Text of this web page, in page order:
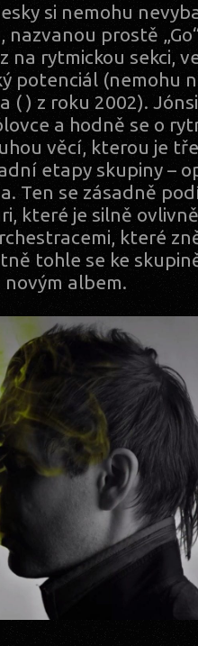
si nemohu
nazvanou prostě
na rytmickou sekci,
potenciál (nemohu
( ) z roku 2002).
a hodně se o
věcí, kterou je
etapy skupiny –
Ten se zásadně
které je silně
které
tohle se ke
novým albem.